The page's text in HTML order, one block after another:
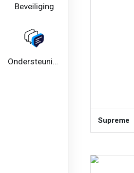
Beveiliging
Ondersteuning
Supreme